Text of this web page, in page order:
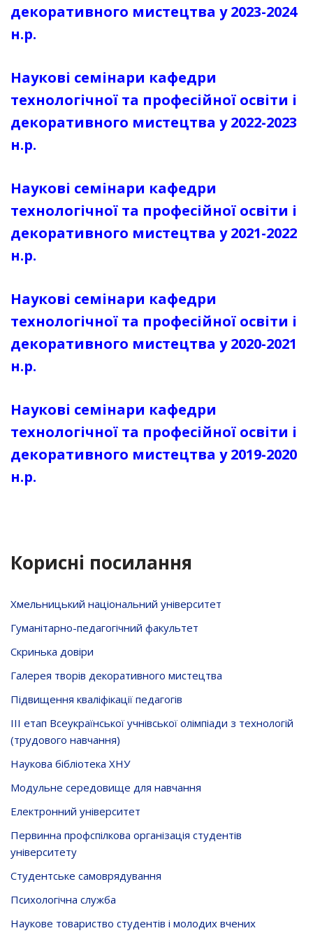
декоративного мистецтва у 2023-2024
н.р.
Наукові семінари кафедри
технологічної та професійної освіти і
декоративного мистецтва у 2022-2023
н.р.
Наукові семінари кафедри
технологічної та професійної освіти і
декоративного мистецтва у 2021-2022
н.р.
Наукові семінари кафедри
технологічної та професійної освіти і
декоративного мистецтва у 2020-2021
н.р.
Наукові семінари кафедри
технологічної та професійної освіти і
декоративного мистецтва у 2019-2020
н.р.
Корисні посилання
Хмельницький національний університет
Гуманітарно-педагогічний факультет
Скринька довiри
Галерея творів декоративного мистецтва
Підвищення кваліфікації педагогів
ІІІ етап Всеукраїнської учнівської олімпіади з технологій
(трудового навчання)
Наукова бібліотека ХНУ
Модульне середовище для навчання
Електронний університет
Первинна профспілкова організація студентів
університету
Студентське самоврядування
Психологічна служба
Наукове товариство студентів і молодих вчених